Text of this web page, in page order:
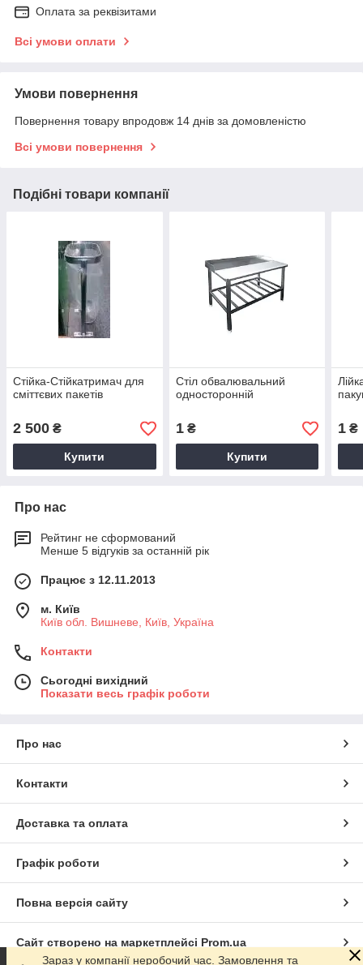
Оплата за реквізитами
Всі умови оплати
Умови повернення
Повернення товару впродовж 14 днів за домовленістю
Всі умови повернення
Подібні товари компанії
Стійка-Стійкатримач для
сміттєвих пакетів
2 500 ₴
Купити
Стіл обвалювальний
односторонній
1₴
Купити
1 ₴
Про нас
Рейтинг не сформований
Менше 5 відгуків за останній рік
Працює з 12.11.2013
м. Київ
Київ обл. Вишневе, Київ, Україна
Контакти
Сьогодні вихідний
Показати весь графік роботи
Про нас
Контакти
Доставка та оплата
Графік роботи
Повна версія сайту
Сайт створено на маркетплейсі Prom.ua
Зараз у компанії неробочий час. Замовлення та